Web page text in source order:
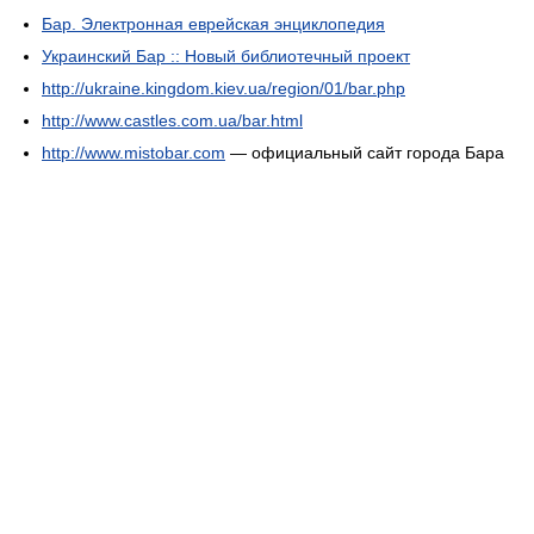
Бар. Электронная еврейская энциклопедия
Украинский Бар :: Новый библиотечный проект
http://ukraine.kingdom.kiev.ua/region/01/bar.php
http://www.castles.com.ua/bar.html
http://www.mistobar.com — официальный сайт города Бара